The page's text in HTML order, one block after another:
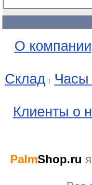
О компании
Склад
Часы
Клиенты о
PalmShop.ru